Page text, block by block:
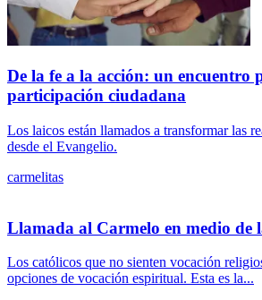
De la fe a la acción: un encuentro
participación ciudadana
Los laicos están llamados a transformar las
desde el Evangelio.
carmelitas
Llamada al Carmelo en medio
Los católicos que no sienten vocación
opciones de vocación espiritual. Esta es la...